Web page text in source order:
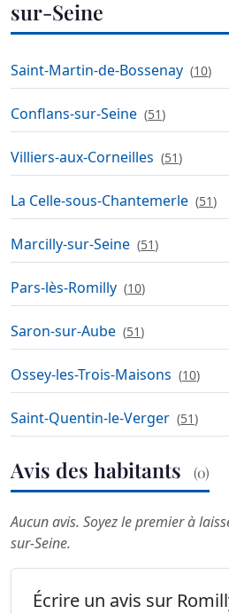
sur-Seine
Saint-Martin-de-Bossenay (10)
Conflans-sur-Seine (51)
Villiers-aux-Corneilles (51)
La Celle-sous-Chantemerle (51)
Marcilly-sur-Seine (51)
Pars-lès-Romilly (10)
Saron-sur-Aube (51)
Ossey-les-Trois-Maisons (10)
Saint-Quentin-le-Verger (51)
Avis des habitants (0)
Aucun avis. Soyez le premier à
sur-Seine.
Écrire un avis sur